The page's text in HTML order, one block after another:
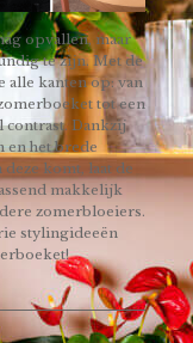
opvallen, maar
te zijn. Met de
alle kanten op: van
tot een
Dankzij
en het brede
komt, laat de
makkelijk
zomerbloeiers.
stylingideeën